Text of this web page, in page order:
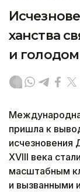
ханства
и голодом
пришла к
исчезновения
XVIII века
масштабным
и вызванными